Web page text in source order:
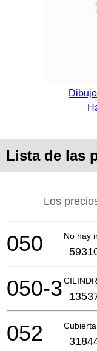
Lista de las
Los
No hay
050
050-3
052